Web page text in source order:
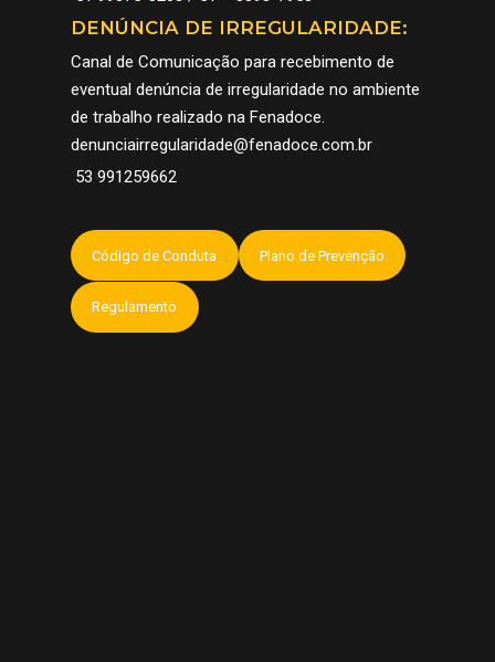
DENÚNCIA DE IRREGULARIDADE:
Canal de Comunicação para recebimento de
eventual denúncia de irregularidade no ambiente
de trabalho realizado na Fenadoce.
denunciairregularidade@fenadoce.com.br
53 991259662
Código de Conduta Plano de Prevenção
Regulamento